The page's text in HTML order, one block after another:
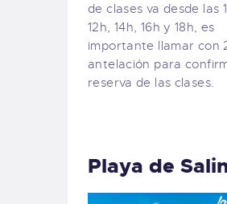
de clases va desde las
12h, 14h, 16h y 18h, es
importante llamar con
antelación para
reserva de las clases.
Playa de